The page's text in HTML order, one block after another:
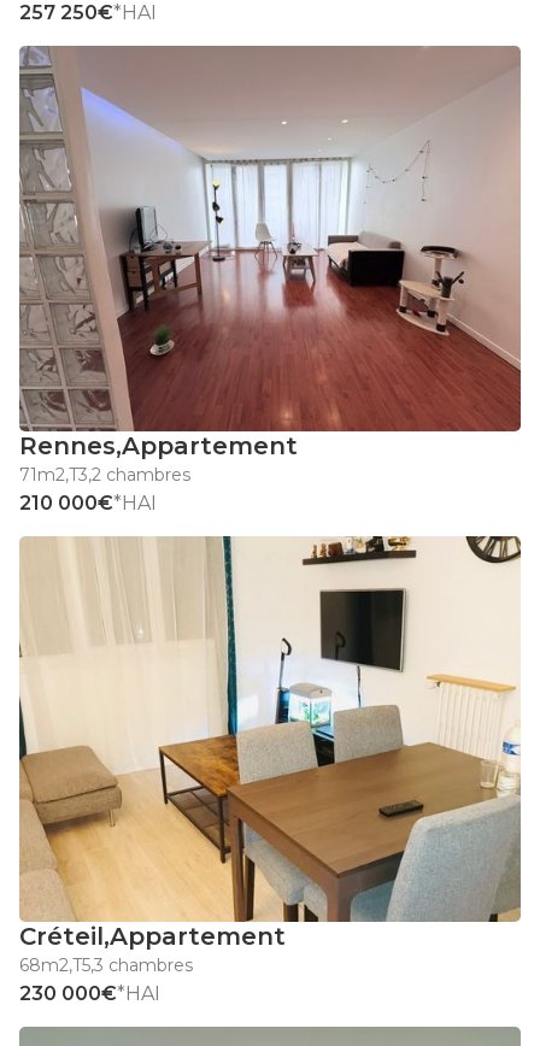
257 250€*HAI
Rennes,Appartement
71m2,T3,2 chambres
210 000€*HAI
Créteil,Appartement
68m2,T5,3 chambres
230 000€*HAI